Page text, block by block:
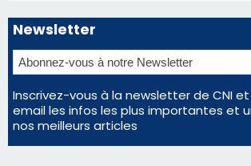
Newsletter
Inscrivez-vous à la newsletter de CNI
email les infos les plus importantes et
nos meilleurs articles